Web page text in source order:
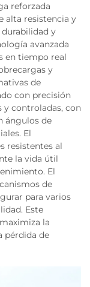
reforzada
alta resistencia y
y
avanzada
en tiempo real
y
de
con precisión
y controladas, con
ángulos de
El
resistentes al
la vida útil
El
de
para varios
Este
la
pérdida de